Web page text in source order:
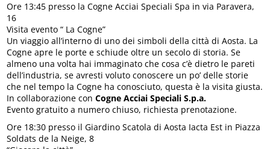
Ore 13:45 presso la Cogne Acciai Speciali Spa in via Paravera,
16
Visita evento “ La Cogne”
Un viaggio all’interno di uno dei simboli della città di Aosta. La
Cogne apre le porte e schiude oltre un secolo di storia. Se
almeno una volta hai immaginato che cosa c’è dietro le pareti
dell’industria, se avresti voluto conoscere un po’ delle storie
che nel tempo la Cogne ha conosciuto, questa è la visita giusta.
In collaborazione conCogne Acciai Speciali S.p.a.
Evento gratuito a numero chiuso, richiesta prenotazione.
Ore 18:30 presso il Giardino Scatola di Aosta Iacta Est in Piazza
Soldats de la Neige, 8